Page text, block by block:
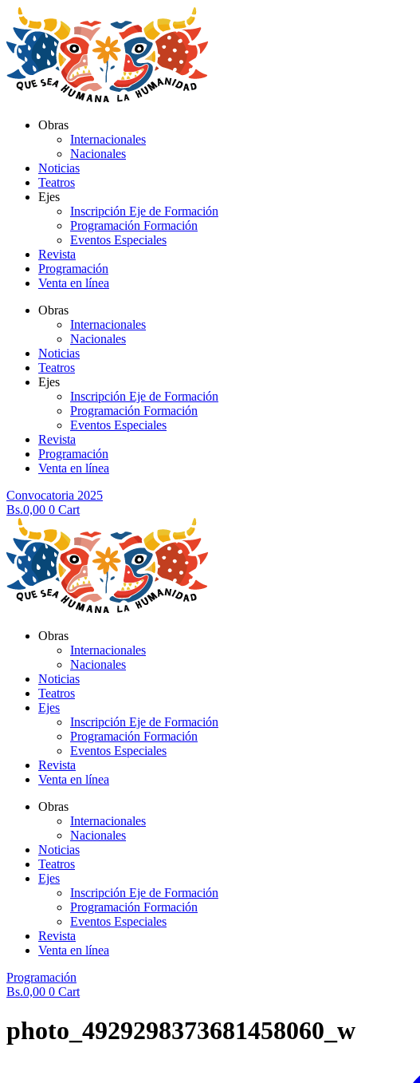
al
contenido
Obras
Internacionales
Nacionales
Noticias
Teatros
Ejes
Inscripción Eje de Formación
Programación Formación
Eventos Especiales
Revista
Programación
Venta en línea
Obras
Internacionales
Nacionales
Noticias
Teatros
Ejes
Inscripción Eje de Formación
Programación Formación
Eventos Especiales
Revista
Programación
Venta en línea
Convocatoria 2025
Bs.0,00 0 Cart
Obras
Internacionales
Nacionales
Noticias
Teatros
Ejes
Inscripción Eje de Formación
Programación Formación
Eventos Especiales
Revista
Venta en línea
Obras
Internacionales
Nacionales
Noticias
Teatros
Ejes
Inscripción Eje de Formación
Programación Formación
Eventos Especiales
Revista
Venta en línea
Programación
Bs.0,00 0 Cart
photo_4929298373681458060_w